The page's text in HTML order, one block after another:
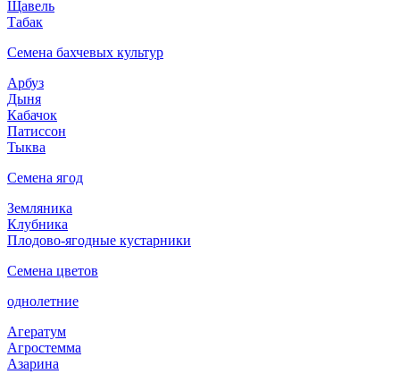
Щавель
Табак
Семена бахчевых культур
Арбуз
Дыня
Кабачок
Патиссон
Тыква
Семена ягод
Земляника
Клубника
Плодово-ягодные кустарники
Семена цветов
однолетние
Агератум
Агростемма
Азарина